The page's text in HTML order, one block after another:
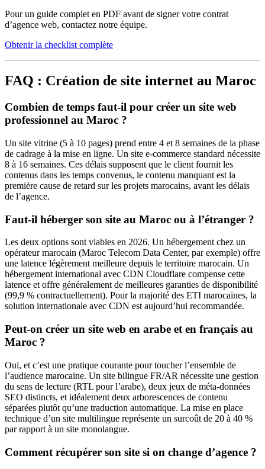
Pour un guide complet en PDF avant de signer votre contrat
d’agence web, contactez notre équipe.
Obtenir la checklist complète
FAQ : Création de site internet au Maroc
Combien de temps faut-il pour créer un site web
professionnel au Maroc ?
Un site vitrine (5 à 10 pages) prend entre 4 et 8 semaines de la phase
de cadrage à la mise en ligne. Un site e-commerce standard nécessite
8 à 16 semaines. Ces délais supposent que le client fournit les
contenus dans les temps convenus, le contenu manquant est la
première cause de retard sur les projets marocains, avant les délais
de l’agence.
Faut-il héberger son site au Maroc ou à l’étranger ?
Les deux options sont viables en 2026. Un hébergement chez un
opérateur marocain (Maroc Telecom Data Center, par exemple) offre
une latence légèrement meilleure depuis le territoire marocain. Un
hébergement international avec CDN Cloudflare compense cette
latence et offre généralement de meilleures garanties de disponibilité
(99,9 % contractuellement). Pour la majorité des ETI marocaines, la
solution internationale avec CDN est aujourd’hui recommandée.
Peut-on créer un site web en arabe et en français au
Maroc ?
Oui, et c’est une pratique courante pour toucher l’ensemble de
l’audience marocaine. Un site bilingue FR/AR nécessite une gestion
du sens de lecture (RTL pour l’arabe), deux jeux de méta-données
SEO distincts, et idéalement deux arborescences de contenu
séparées plutôt qu’une traduction automatique. La mise en place
technique d’un site multilingue représente un surcoût de 20 à 40 %
par rapport à un site monolangue.
Comment récupérer son site si on change d’agence ?